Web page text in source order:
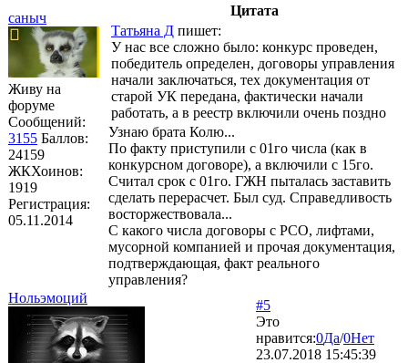
саныч
Живу на
форуме
Сообщений:
3155 Баллов:
24159
ЖКХоинов:
1919
Регистрация:
05.11.2014
Цитата
Татьяна Д пишет:
У нас все сложно было: конкурс проведен,
победитель определен, договоры управления
начали заключаться, тех документация от
старой УК передана, фактически начали
работать, а в реестр включили очень поздно
Узнаю брата Колю...
По факту приступили с 01го числа (как в
конкурсном договоре), а включили с 15го.
Считал срок с 01го. ГЖН пыталась заставить
сделать перерасчет. Был суд. Справедливость
восторжествовала...
С какого числа договоры с РСО, лифтами,
мусорной компанией и прочая документация,
подтверждающая, факт реального
управления?
Нольэмоций
#5
Это
нравится:0Да/0Нет
23.07.2018 15:45:39